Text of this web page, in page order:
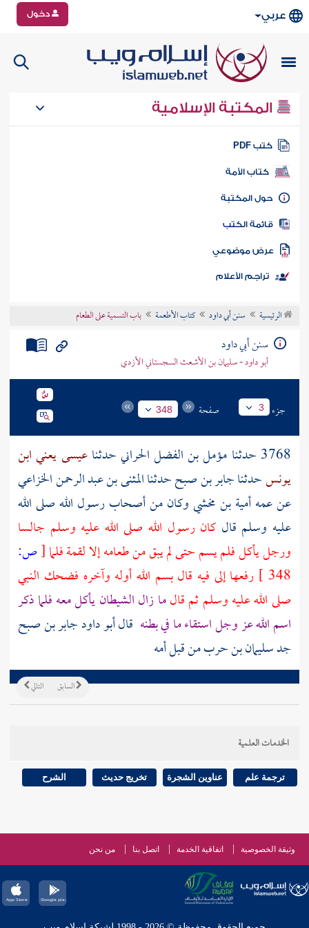
عربي دخول
المكتبة الإسلامية
كتب PDF
كتاب الأمة
المكتبة
الكتب
موضوعي
تراجم الأعلام
الرئيسية سنن أبي داود كتاب الأطعمة باب التسمية على الطعام
سنن أبي داود
أبو داود - سليمان بن الأشعث السجستاني الأزدي
جزء 3 صفحة 348
3768 حدثنا مؤمل بن الفضل الحرانيحدثناعيسى يعني ابن
يونسحدثناجابر بن صبححدثناالمثنى بن عبد الرحمن الخزاعي
عن عمهأمية بن مخشيوكان منأصحاب رسول اللهصلى الله
عليه وسلم قال كان رسول الله صلى الله عليه وسلم جالسا
ورجل يأكل فلم يسم حتى لم يبق من طعامه إلا لقمة فلما[ص:
348 ] رفعها إلى فيه قال بسم الله أوله وآخره فضحك النبي
صلى الله عليه وسلم ثم قالما زال الشيطان يأكل معه فلما ذكر
اسم الله عز وجل استقاء ما في بطنه قال أبو داودجابر بن صبح
جدسليمان بن حربمن قبل أمه
التالي السابق
الخدمات العلمية
ترجمة علم عناوين الشجرة تخريج حديث الشرح
وثيقة الخصوصية اتفاقية الخدمة اتصل بنا من نحن